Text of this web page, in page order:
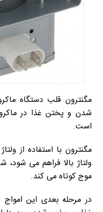
مگنترون قلب دستگاه
شدن و پختن غذا در
است.
ولتاژ بالا فراهم می شود،
موج کوتاه می کند.
در مرحله بعدی این